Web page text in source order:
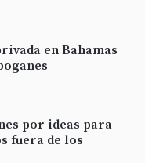
en Bahamas
por ideas para
fuera de los